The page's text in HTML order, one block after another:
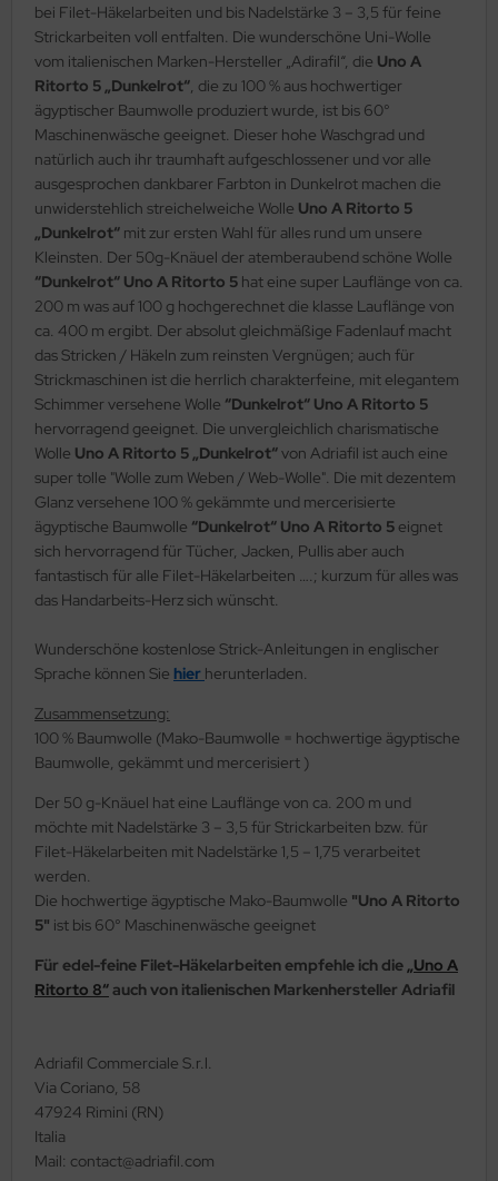
bei Filet-Häkelarbeiten und bis Nadelstärke 3 – 3,5 für feine
Strickarbeiten voll entfalten. Die wunderschöne Uni-Wolle
vom italienischen Marken-Hersteller „Adirafil“, die Uno A
Ritorto 5 „Dunkelrot“, die zu 100 % aus hochwertiger
ägyptischer Baumwolle produziert wurde, ist bis 60°
Maschinenwäsche geeignet. Dieser hohe Waschgrad und
natürlich auch ihr traumhaft aufgeschlossener und vor alle
ausgesprochen dankbarer Farbton in Dunkelrot machen die
unwiderstehlich streichelweiche Wolle Uno A Ritorto 5
„Dunkelrot“ mit zur ersten Wahl für alles rund um unsere
Kleinsten. Der 50g-Knäuel der atemberaubend schöne Wolle
“Dunkelrot“ Uno A Ritorto 5 hat eine super Lauflänge von ca.
200 m was auf 100 g hochgerechnet die klasse Lauflänge von
ca. 400 m ergibt. Der absolut gleichmäßige Fadenlauf macht
das Stricken / Häkeln zum reinsten Vergnügen; auch für
Strickmaschinen ist die herrlich charakterfeine, mit elegantem
Schimmer versehene Wolle “Dunkelrot“ Uno A Ritorto 5
hervorragend geeignet. Die unvergleichlich charismatische
Wolle Uno A Ritorto 5 „Dunkelrot“von Adriafil ist auch eine
super tolle "Wolle zum Weben / Web-Wolle". Die mit dezentem
Glanz versehene 100 % gekämmte und mercerisierte
ägyptische Baumwolle “Dunkelrot“ Uno A Ritorto 5 eignet
sich hervorragend für Tücher, Jacken, Pullis aber auch
fantastisch für alle Filet-Häkelarbeiten ….; kurzum für alles was
das Handarbeits-Herz sich wünscht.
Wunderschöne kostenlose Strick-Anleitungen in englischer
Sprache können Sie hier herunterladen.
Zusammensetzung:
100 % Baumwolle (Mako-Baumwolle = hochwertige ägyptische
Baumwolle, gekämmt und mercerisiert )
Der 50 g-Knäuel hat eine Lauflänge von ca. 200 m und
möchte mit Nadelstärke 3 – 3,5 für Strickarbeiten bzw. für
Filet-Häkelarbeiten mit Nadelstärke 1,5 – 1,75 verarbeitet
werden.
Die hochwertige ägyptische Mako-Baumwolle "Uno A Ritorto
5" ist bis 60° Maschinenwäsche geeignet
Für edel-feine Filet-Häkelarbeiten empfehle ich die „Uno A
Ritorto 8“auch von italienischen Markenhersteller Adriafil
Adriafil Commerciale S.r.l.
Via Coriano, 58
47924 Rimini (RN)
Italia
Mail: contact@adriafil.com